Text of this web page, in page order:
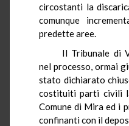
circostanti la
comunque
predette aree.
Il Tribunale di
nel processo, ormai
stato dichiarato
costituiti parti civili
Comune di Mira ed i
confinanti con il